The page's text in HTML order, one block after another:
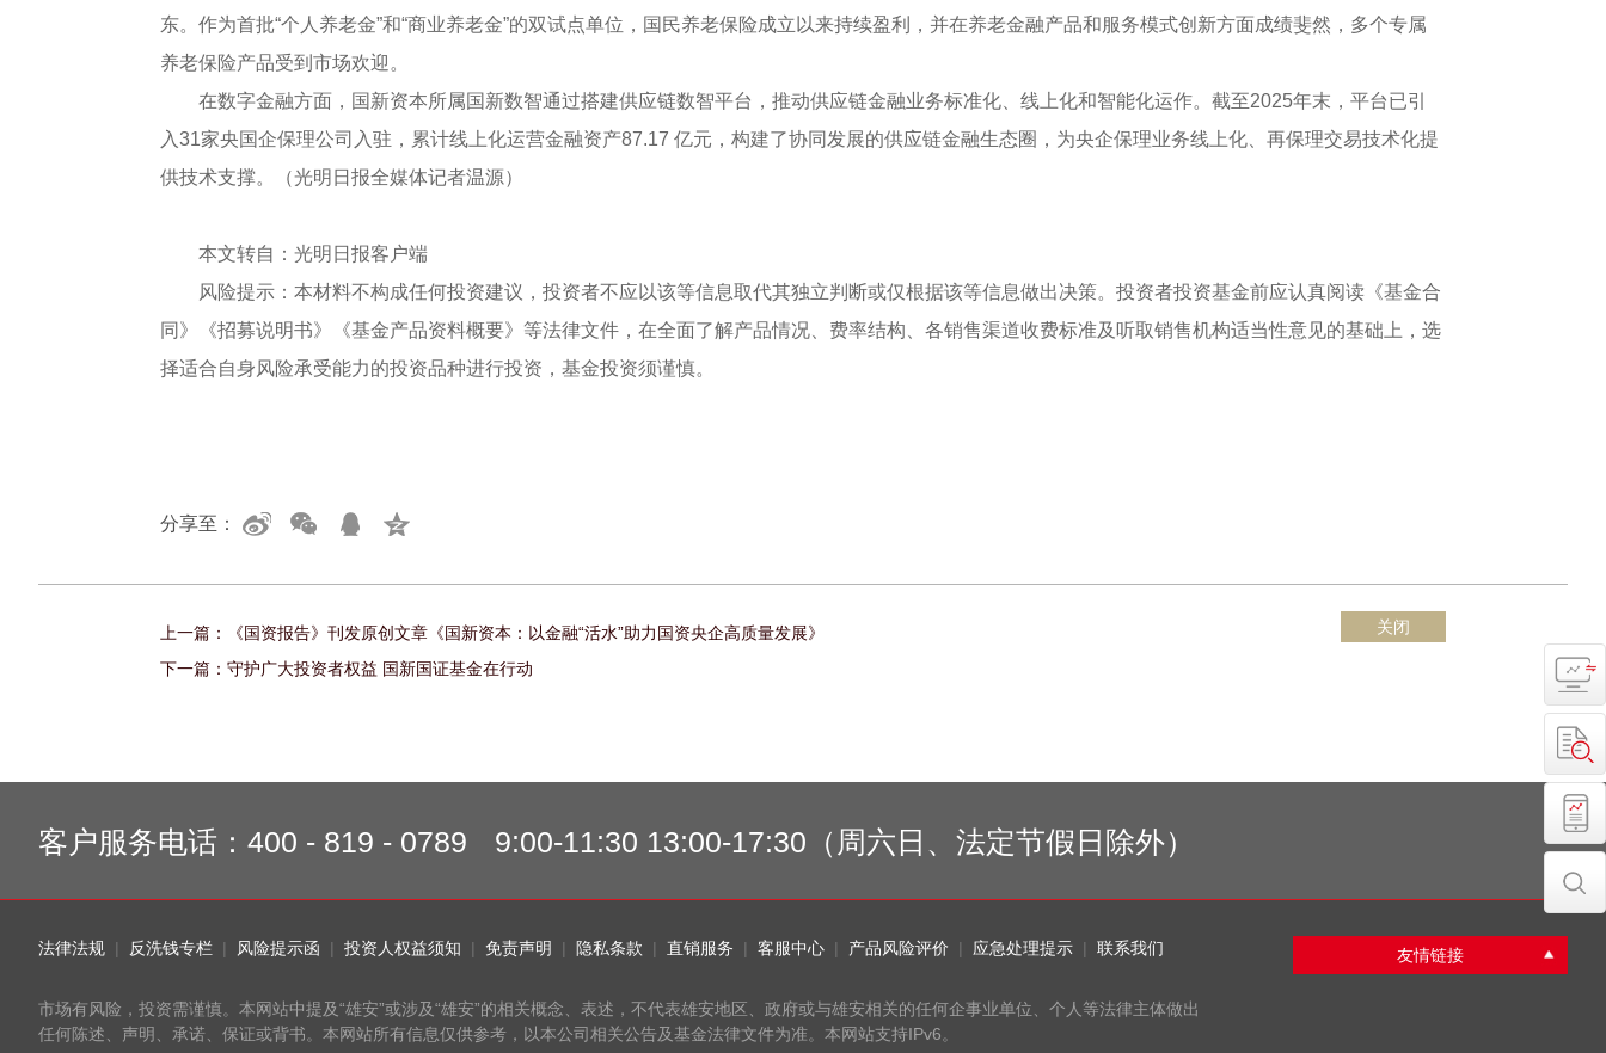
东。作为首批“个人养老金”和“商业养老金”的双试点单位，国民养老保险成立以来持续盈利，并在养老金融产品和服务模式创新方面成绩斐然，多个专属
养老保险产品受到市场欢迎。
在数字金融方面，国新资本所属国新数智通过搭建供应链数智平台，推动供应链金融业务标准化、线上化和智能化运作。截至2025年末，平台已引
入31家央国企保理公司入驻，累计线上化运营金融资产87.17 亿元，构建了协同发展的供应链金融生态圈，为央企保理业务线上化、再保理交易技术化提
供技术支撑。（光明日报全媒体记者温源）
本文转自：光明日报客户端
风险提示：本材料不构成任何投资建议，投资者不应以该等信息取代其独立判断或仅根据该等信息做出决策。投资者投资基金前应认真阅读《基金合
同》《招募说明书》《基金产品资料概要》等法律文件，在全面了解产品情况、费率结构、各销售渠道收费标准及听取销售机构适当性意见的基础上，选
择适合自身风险承受能力的投资品种进行投资，基金投资须谨慎。
分享至：
上一篇：
《国资报告》刊发原创文章《国新资本：以金融“活水”助力国资央企高质量发展》
下一篇：守护广大投资者权益 国新国证基金在行动
关闭
客户服务电话： 400 - 819 - 0789 9:00-11:30 13:00-17:30（周六日、法定节假日除外）
法律法规 | 反洗钱专栏 | 风险提示函 | 投资人权益须知 | 免责声明 | 隐私条款 | 直销服务 | 客服中心 | 产品风险评价 | 应急处理提示 | 联系我们
市场有风险，投资需谨慎。本网站中提及“雄安”或涉及“雄安”的相关概念、表述，不代表雄安地区、政府或与雄安相关的任何企事业单位、个人等法律主体做出
任何陈述、声明、承诺、保证或背书。本网站所有信息仅供参考，以本公司相关公告及基金法律文件为准。本网站支持IPv6。
友情链接
网上
交易
账户
查询
开户
立即